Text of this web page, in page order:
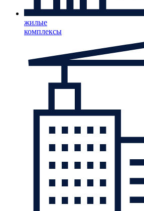
жилые
комплексы